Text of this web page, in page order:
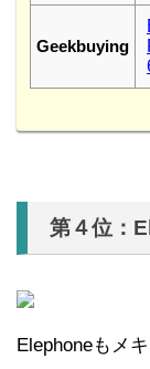
Geekbuying
第４位：
Elephoneもメ